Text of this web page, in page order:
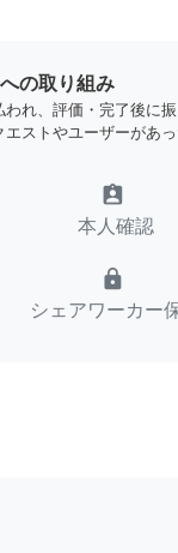
の取り組み
れ、評価・完了後に
ストやユーザーがあ
assignment_ind
本人確認
lock
シェアワーカー